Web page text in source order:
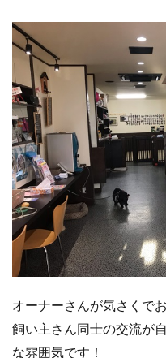
オーナーさんが気さくで
飼い主さん同士の交流が
な雰囲気です！